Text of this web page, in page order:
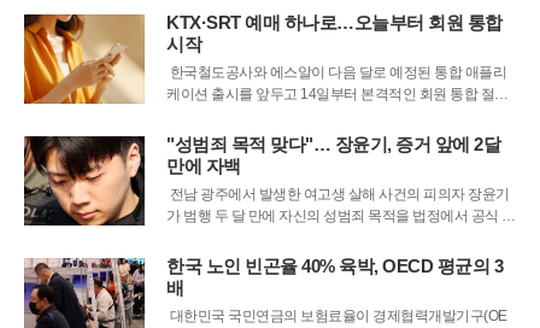
금발 머리를 묶어준 이 제품은 국내 업체가 개발한 브랜드
‘끄네끼(KKNEKKI)’로 확인됐다.14일 관련 업계에 따르면
홀란이 즐겨 착용한 머리끈은 춘천
KTX·SRT 예매 하나로…오늘부터 회원 통합
시작
한국철도공사와 에스알이 다음 달로 예정된 통합 애플리
케이션 출시를 앞두고 14일부터 본격적인 회원 통합 절차
을 하나로 묶어 이용객의 편의를 높이기 위한 사전 단계다.
통합 회원으로 전환을 완료한 이용자는 향후 출시될 단일
앱을 통해 케이티엑스와 에스알티
"성범죄 목적 맞다"… 장윤기, 증거 앞에 2달
만에 자백
전남 광주에서 발생한 여고생 살해 사건의 피의자 장윤기
가 범행 두 달 만에 자신의 성범죄 목적을 법정에서 공식 인
장을 번복한 것으로, 검찰이 보완수사를 통해 확보한 결정
적인 증거들이 압박으로 작용한 결과로 풀이된다. 13일 광
주지법에서 열린 2차 공판에서 장
한국 노인 빈곤율 40% 육박, OECD 평균의 3
배
대한민국 국민연금의 보험료율이 경제협력개발기구(OE